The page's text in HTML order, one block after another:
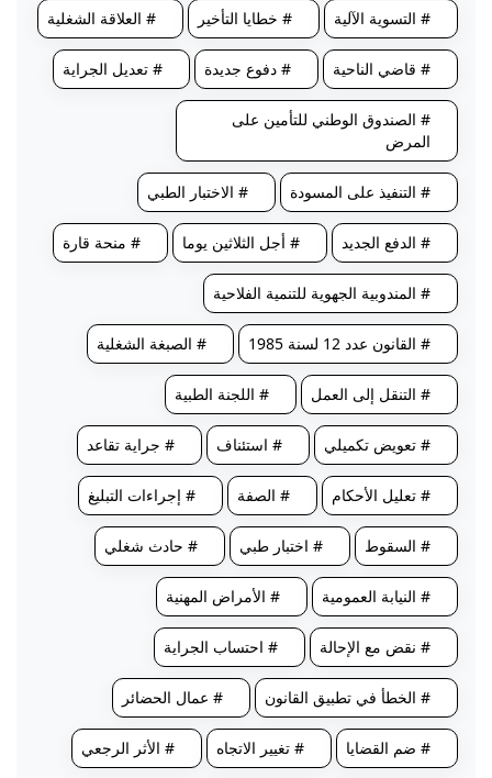
# التسوية الآلية # خطايا التأخير # العلاقة الشغلية
# قاضي الناحية # دفوع جديدة # تعديل الجراية
# الصندوق الوطني للتأمين على
المرض
# التنفيذ على المسودة # الاختبار الطبي
# الدفع الجديد # أجل الثلاثين يوما # منحة قارة
# المندوبية الجهوية للتنمية الفلاحية
# القانون عدد 12 لسنة 1985 # الصبغة الشغلية
# التنقل إلى العمل # اللجنة الطبية
# تعويض تكميلي # استئناف # جراية تقاعد
# تعليل الأحكام # الصفة # إجراءات التبليغ
# السقوط # اختبار طبي # حادث شغلي
# النيابة العمومية # الأمراض المهنية
# نقض مع الإحالة # احتساب الجراية
# الخطأ في تطبيق القانون # عمال الحضائر
# ضم القضايا # تغيير الاتجاه # الأثر الرجعي